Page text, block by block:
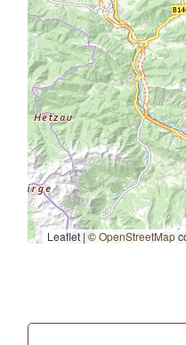
Leaflet | ©OpenStreetMap